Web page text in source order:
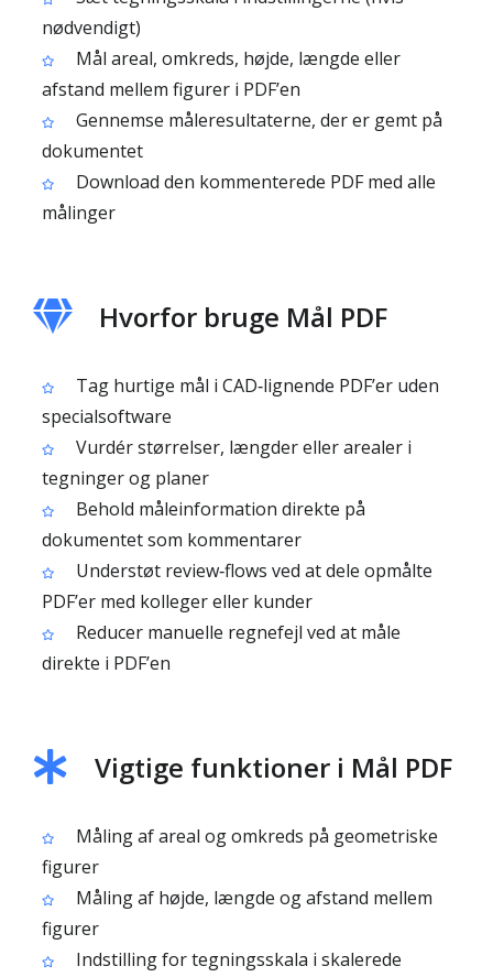
nødvendigt)
Mål areal, omkreds, højde, længde eller
afstand mellem figurer i PDF’en
Gennemse måleresultaterne, der er gemt på
dokumentet
Download den kommenterede PDF med alle
målinger
Hvorfor bruge Mål PDF
Tag hurtige mål i CAD‑lignende PDF’er uden
specialsoftware
Vurdér størrelser, længder eller arealer i
tegninger og planer
Behold måleinformation direkte på
dokumentet som kommentarer
Understøt review‑flows ved at dele opmålte
PDF’er med kolleger eller kunder
Reducer manuelle regnefejl ved at måle
direkte i PDF’en
Vigtige funktioner i Mål PDF
Måling af areal og omkreds på geometriske
figurer
Måling af højde, længde og afstand mellem
figurer
Indstilling for tegningsskala i skalerede